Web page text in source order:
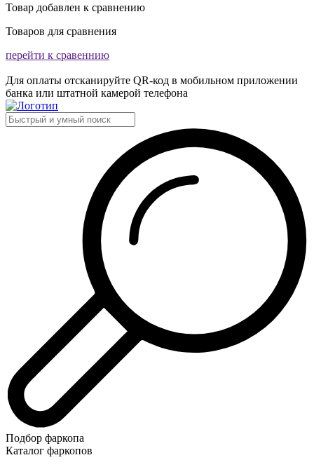
Товар добавлен к сравнению
Товаров для сравнения
перейти к сравеннию
Для оплаты отсканируйте QR-код в мобильном приложении
банка или штатной камерой телефона
Подбор фаркопа
Каталог фаркопов